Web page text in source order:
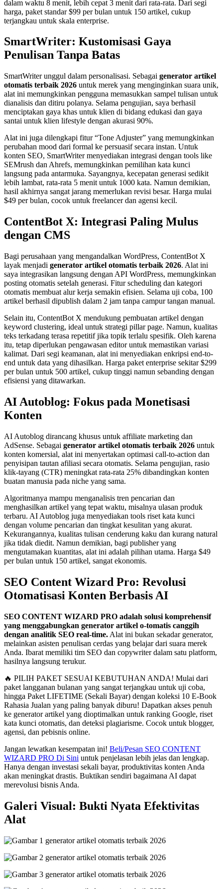
dalam waktu 8 menit, lebih cepat 3 menit dari rata-rata. Dari segi
harga, paket standar $99 per bulan untuk 150 artikel, cukup
terjangkau untuk skala enterprise.
SmartWriter: Kustomisasi Gaya
Penulisan Tanpa Batas
SmartWriter unggul dalam personalisasi. Sebagai generator artikel
otomatis terbaik 2026 untuk merek yang menginginkan suara unik,
alat ini memungkinkan pengguna memasukkan sampel tulisan untuk
dianalisis dan ditiru polanya. Selama pengujian, saya berhasil
menciptakan gaya khas untuk klien di bidang edukasi dan gaya
santai untuk klien lifestyle dengan akurasi 90%.
Alat ini juga dilengkapi fitur “Tone Adjuster” yang memungkinkan
perubahan mood dari formal ke persuasif secara instan. Untuk
konten SEO, SmartWriter menyediakan integrasi dengan tools like
SEMrush dan Ahrefs, memungkinkan pemilihan kata kunci
langsung pada antarmuka. Sayangnya, kecepatan generasi sedikit
lebih lambat, rata-rata 5 menit untuk 1000 kata. Namun demikian,
hasil akhirnya sangat jarang memerlukan revisi besar. Harga mulai
$49 per bulan, cocok untuk freelancer dan agensi kecil.
ContentBot X: Integrasi Paling Mulus
dengan CMS
Bagi perusahaan yang mengandalkan WordPress, ContentBot X
layak menjadi generator artikel otomatis terbaik 2026. Alat ini
saya integrasikan langsung dengan API WordPress, memungkinkan
posting otomatis setelah generasi. Fitur scheduling dan kategori
otomatis membuat alur kerja semakin efisien. Selama uji coba, 100
artikel berhasil dipublish dalam 2 jam tanpa campur tangan manual.
Selain itu, ContentBot X mendukung pembuatan artikel dengan
keyword clustering, ideal untuk strategi pillar page. Namun, kualitas
teks terkadang terasa repetitif jika topik terlalu spesifik. Oleh karena
itu, tetap diperlukan pengawasan editor untuk memastikan variasi
kalimat. Dari segi keamanan, alat ini menyediakan enkripsi end-to-
end untuk data yang dihasilkan. Harga paket enterprise sekitar $299
per bulan untuk 500 artikel, cukup tinggi namun sebanding dengan
efisiensi yang ditawarkan.
AI Autoblog: Fokus pada Monetisasi
Konten
AI Autoblog dirancang khusus untuk affiliate marketing dan
AdSense. Sebagai generator artikel otomatis terbaik 2026 untuk
konten komersial, alat ini menyertakan optimasi call-to-action dan
penyisipan tautan afiliasi secara otomatis. Selama pengujian, rasio
klik-tayang (CTR) meningkat rata-rata 25% dibandingkan konten
buatan manusia pada niche yang sama.
Algoritmanya mampu menganalisis tren pencarian dan
menghasilkan artikel yang tepat waktu, misalnya ulasan produk
terbaru. AI Autoblog juga menyediakan tools riset kata kunci
dengan volume pencarian dan tingkat kesulitan yang akurat.
Kekurangannya, kualitas tulisan cenderung kaku dan kurang natural
jika tidak diedit. Namun demikian, bagi publisher yang
mengutamakan kuantitas, alat ini adalah pilihan utama. Harga $49
per bulan untuk 150 artikel, sangat ekonomis.
SEO Content Wizard Pro: Revolusi
Otomatisasi Konten Berbasis AI
SEO CONTENT WIZARD PRO adalah solusi komprehensif
yang menggabungkan generator artikel o-tomatis canggih
dengan analitik SEO real-time. Alat ini bukan sekadar generator,
melainkan asisten penulisan cerdas yang belajar dari suara merek
Anda. Ibarat memiliki tim SEO dan copywriter dalam satu platform,
hasilnya langsung terukur.
🔥 PILIH PAKET SESUAI KEBUTUHAN ANDA! Mulai dari
paket langganan bulanan yang sangat terjangkau untuk uji coba,
hingga Paket LIFETIME (Sekali Bayar) dengan koleksi 10 E-Book
Rahasia Jualan yang paling banyak diburu! Dapatkan akses penuh
ke generator artikel yang dioptimalkan untuk ranking Google, riset
kata kunci otomatis, dan deteksi plagiarisme. Cocok untuk blogger,
agensi, dan pebisnis online.
Jangan lewatkan kesempatan ini! Beli/Pesan SEO CONTENT
WIZARD PRO Di Sini untuk penjelasan lebih jelas dan lengkap.
Hanya dengan investasi sekali bayar, produktivitas konten Anda
akan meningkat drastis. Buktikan sendiri bagaimana AI dapat
merevolusi bisnis Anda.
Galeri Visual: Bukti Nyata Efektivitas
Alat